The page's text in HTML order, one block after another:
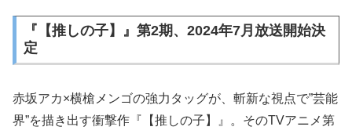
『【推しの子】』第2期、2024年7月放送開始決
定
赤坂アカ×横槍メンゴの強力タッグが、斬新な視点で”芸能
界”を描き出す衝撃作『【推しの子】』。そのTVアニメ第